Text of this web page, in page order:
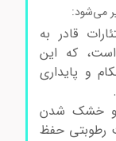
قادر به
که این
پایداری
خشک شدن
حفظ